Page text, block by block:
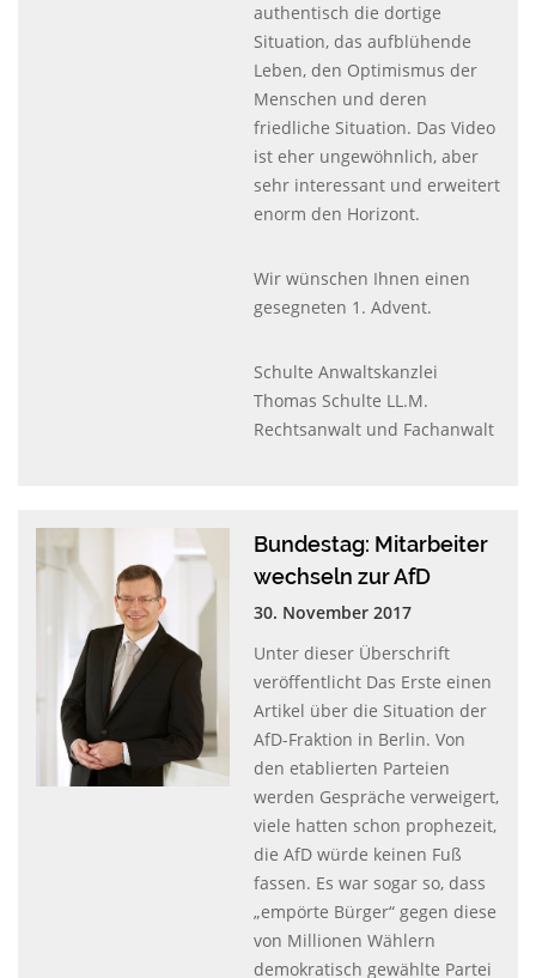
authentisch die dortige
Situation, das aufblühende
Leben, den Optimismus der
Menschen und deren
friedliche Situation. Das Video
ist eher ungewöhnlich, aber
sehr interessant und erweitert
enorm den Horizont.
Wir wünschen Ihnen einen
gesegneten 1. Advent.
Schulte Anwaltskanzlei
Thomas Schulte LL.M.
Rechtsanwalt und Fachanwalt
Bundestag: Mitarbeiter
wechseln zur AfD
30. November 2017
Unter dieser Überschrift
veröffentlicht Das Erste einen
Artikel über die Situation der
AfD-Fraktion in Berlin. Von
den etablierten Parteien
werden Gespräche verweigert,
viele hatten schon prophezeit,
die AfD würde keinen Fuß
fassen. Es war sogar so, dass
„empörte Bürger“ gegen diese
von Millionen Wählern
demokratisch gewählte Partei